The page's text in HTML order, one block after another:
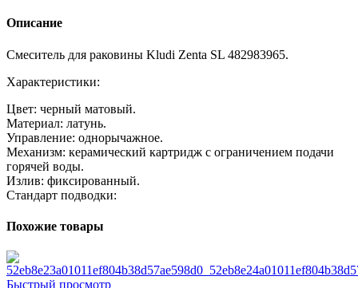
Описание
Смеситель для раковины Kludi Zenta SL 482983965.
Характеристики:
Цвет: черный матовый.
Материал: латунь.
Управление: однорычажное.
Механизм: керамический картридж с ограничением подачи
горячей воды.
Излив: фиксированный.
Стандарт подводки:
Похожие товары
Быстрый просмотр